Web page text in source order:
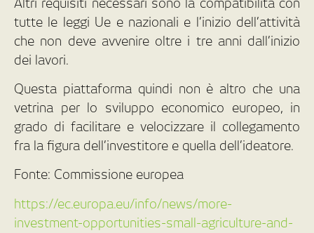
tutte le leggi Ue e nazionali e l’inizio dell’attività
che non deve avvenire oltre i tre anni dall’inizio
dei lavori.
Questa piattaforma quindi non è altro che una
vetrina per lo sviluppo economico europeo, in
grado di facilitare e velocizzare il collegamento
fra la figura dell’investitore e quella dell’ideatore.
Fonte: Commissione europea
https://ec.europa.eu/info/news/more-
investment-opportunities-small-agriculture-and-